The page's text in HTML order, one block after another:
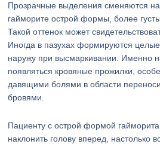
Прозрачные выделения сменяются
гайморите острой формы, более
Такой оттенок может
Иногда в пазухах формируются
наружу при высмаркивании. Именно
появляться кровяные прожилки,
давящими болями в области
бровями.
Пациенту с острой формой
наклонить голову вперед, настолько